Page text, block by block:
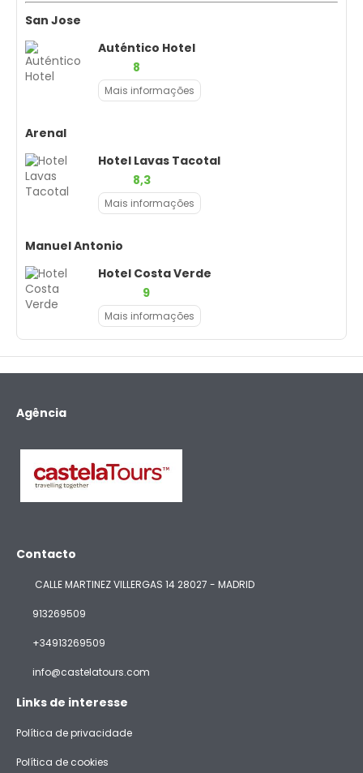
San Jose
Auténtico Hotel
8
Mais informações
Arenal
Hotel Lavas Tacotal
8,3
Mais informações
Manuel Antonio
Hotel Costa Verde
9
Mais informações
Agência
Contacto
CALLE MARTINEZ VILLERGAS 14 28027 - MADRID
913269509
+34913269509
info@castelatours.com
Links de interesse
Política de privacidade
Política de cookies